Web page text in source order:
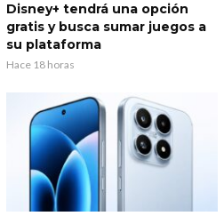
Disney+ tendrá una opción
gratis y busca sumar juegos a
su plataforma
Hace 18 horas